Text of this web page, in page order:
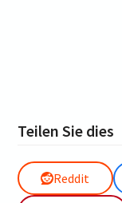
Teilen Sie dies
Reddit